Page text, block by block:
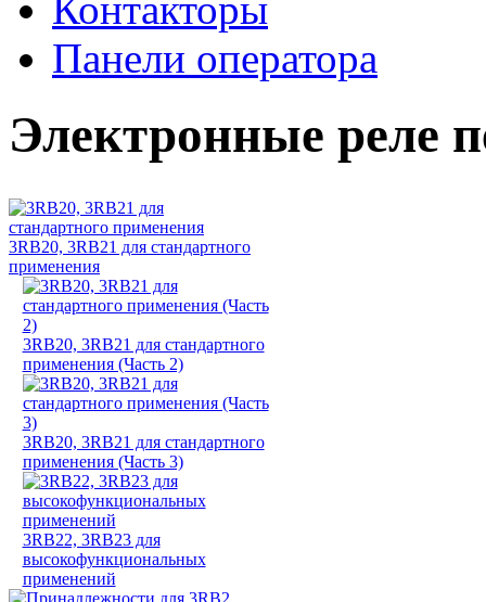
Панели оператора
Электронные реле
3RB20, 3RB21 для стандартного
применения
3RB20, 3RB21 для стандартного
применения (Часть 2)
3RB20, 3RB21 для стандартного
применения (Часть 3)
3RB22, 3RB23 для
высокофункциональных
применений